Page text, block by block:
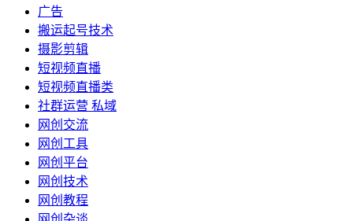
广告
搬运起号技术
摄影剪辑
短视频直播
短视频直播类
社群运营 私域
网创交流
网创工具
网创平台
网创技术
网创教程